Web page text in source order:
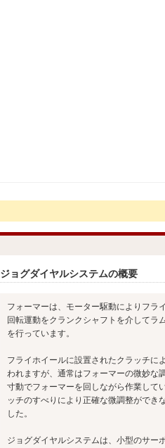
ジョグダイヤルシステムの概要
フォーマーは、モーター駆動によりフラ
回転運動をクランクシャフトを介してラ
を行っています。
フライホイールに設置されたクラッチに
われますが、通常はフォーマーの微妙な
寸動でフォーマーを回しながら作業して
ッチのすべりにより正確な微調整ができ
した。
ジョグダイヤルシステムは、小型のサー